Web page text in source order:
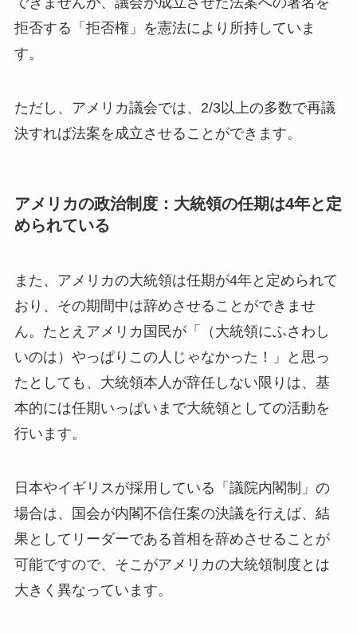
拒否する「拒否権」を憲法により所持していま
す。
ただし、アメリカ議会では、2/3以上の多数で再議
決すれば法案を成立させることができます。
アメリカの政治制度：大統領の任期は4年と定
められている
また、アメリカの大統領は任期が4年と定められて
おり、その期間中は辞めさせることができませ
ん。たとえアメリカ国民が「（大統領にふさわし
いのは）やっぱりこの人じゃなかった！」と思っ
たとしても、大統領本人が辞任しない限りは、基
本的には任期いっぱいまで大統領としての活動を
行います。
日本やイギリスが採用している「議院内閣制」の
場合は、国会が内閣不信任案の決議を行えば、結
果としてリーダーである首相を辞めさせることが
可能ですので、そこがアメリカの大統領制度とは
大きく異なっています。